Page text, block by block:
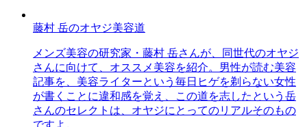
藤村 岳のオヤジ美容道
メンズ美容の研究家・藤村 岳さんが、同世代のオヤジ
さんに向けて、オススメ美容を紹介。男性が読む美容
記事を、美容ライターという毎日ヒゲを剃らない女性
が書くことに違和感を覚え、この道を志したという岳
さんのセレクトは、オヤジにとってのリアルそのもの